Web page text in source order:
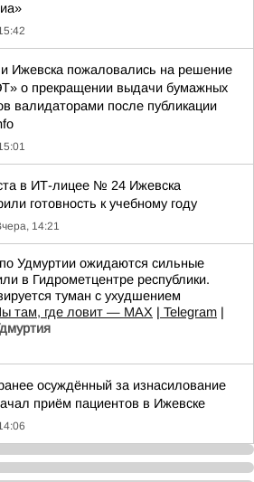
Ижевска пожаловались на решение
о прекращении выдачи бумажных
валидаторами после публикации
в ИТ-лицее № 24 Ижевска
готовность к учебному году
14:21
Удмуртии ожидаются сильные
в Гидрометцентре республики.
туман с ухудшением
там, где ловит — MAX | Telegram |
осуждённый за изнасилование
приём пациентов в Ижевске